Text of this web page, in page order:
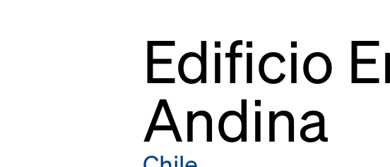
Edificio
Andina